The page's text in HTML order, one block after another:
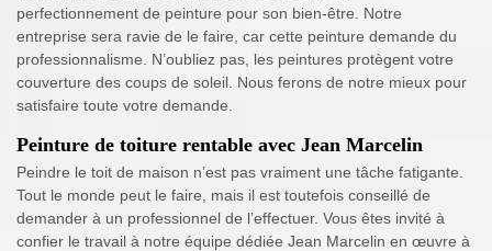
perfectionnement de peinture pour son bien-être. Notre
entreprise sera ravie de le faire, car cette peinture demande du
professionnalisme. N’oubliez pas, les peintures protègent votre
couverture des coups de soleil. Nous ferons de notre mieux pour
satisfaire toute votre demande.
Peinture de toiture rentable avec Jean Marcelin
Peindre le toit de maison n’est pas vraiment une tâche fatigante.
Tout le monde peut le faire, mais il est toutefois conseillé de
demander à un professionnel de l’effectuer. Vous êtes invité à
confier le travail à notre équipe dédiée Jean Marcelin en œuvre à